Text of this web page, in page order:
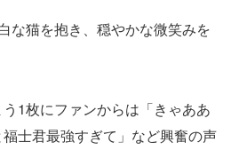
な猫を抱き、穏やかな微笑みを
1枚にファンからは「きゃああ
士君最強すぎて」など興奮の声